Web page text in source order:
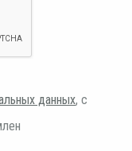
данных, с